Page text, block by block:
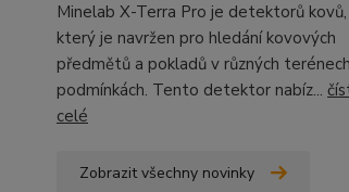
Minelab X-Terra Pro je detektorů kovů,
který je navržen pro hledání kovových
předmětů a pokladů v různých
podmínkách. Tento detektor nabíz...
celé
Zobrazit všechny novinky